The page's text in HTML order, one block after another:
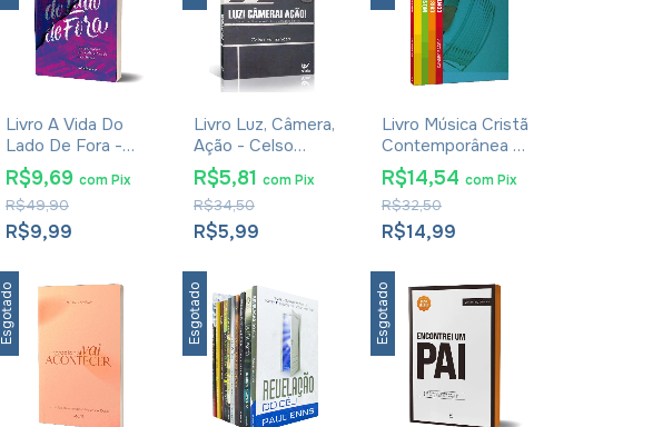
Livro A Vida Do
Lado De Fora -
Pedro Dulci
R$9,99
R$49,90
R$9,69 comPix
Livro Luz, Câmera,
Ação - Celso
Fernandes
R$5,99
R$34,50
R$5,81 comPix
Livro Música Cristã
Contemporânea -
Sandro Baggio
R$14,99
R$32,50
R$14,54 comPix
Esgotado Esgotado Esgotado